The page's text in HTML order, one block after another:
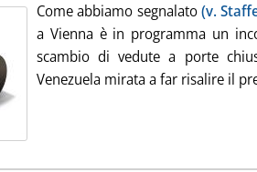
Come abbiamo segnalato(v.
a Vienna è in programma un
scambio di vedute a porte
Venezuela mirata a far risalire il